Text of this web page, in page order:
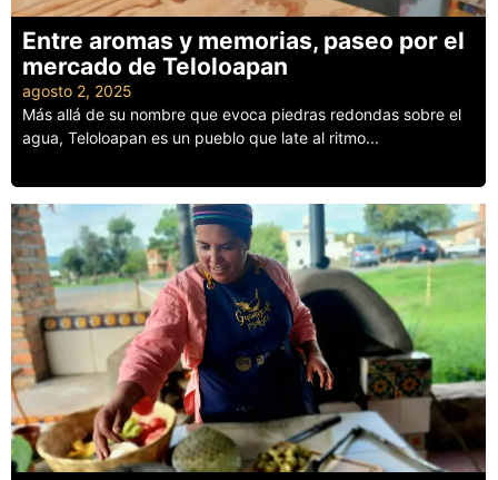
Entre aromas y memorias, paseo por el
mercado de Teloloapan
agosto 2, 2025
Más allá de su nombre que evoca piedras redondas sobre el
agua, Teloloapan es un pueblo que late al ritmo...